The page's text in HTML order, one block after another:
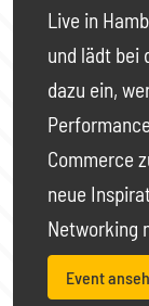
Live in
und lädt bei
dazu ein,
Commerce
neue
Networking
Event